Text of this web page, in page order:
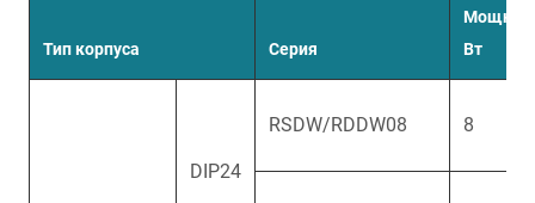
Тип корпуса Серия
Вт
DIP24
RSDW/RDDW08 8